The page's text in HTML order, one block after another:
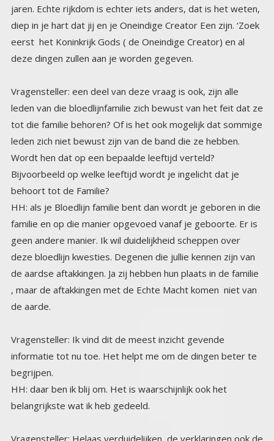
deze dingen zullen aan je worden gegeven.
Vragensteller: een deel van deze vraag is ook, zijn alle
leden van die bloedlijnfamilie zich bewust van het feit dat ze
tot die familie behoren? Of is het ook mogelijk dat sommige
leden zich niet bewust zijn van de band die ze hebben.
Wordt hen dat op een bepaalde leeftijd verteld?
Bijvoorbeeld op welke leeftijd wordt je ingelicht dat je
behoort tot de Familie?
HH: als je Bloedlijn familie bent dan wordt je geboren in die
familie en op die manier opgevoed vanaf je geboorte. Er is
geen andere manier. Ik wil duidelijkheid scheppen over
deze bloedlijn kwesties. Degenen die jullie kennen zijn van
de aardse aftakkingen. Ja zij hebben hun plaats in de familie
, maar de aftakkingen met de Echte Macht komen niet van
de aarde.
Vragensteller: Ik vind dit de meest inzicht gevende
informatie tot nu toe. Het helpt me om de dingen beter te
begrijpen.
HH: daar ben ik blij om. Het is waarschijnlijk ook het
belangrijkste wat ik heb gedeeld.
Vragensteller: Helaas verduidelijken de verklaringen ook de